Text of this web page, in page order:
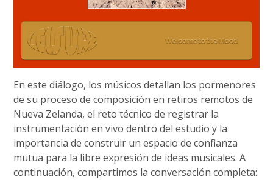
En este diálogo, los músicos detallan los pormenores
de su proceso de composición en retiros remotos de
Nueva Zelanda, el reto técnico de registrar la
instrumentación en vivo dentro del estudio y la
importancia de construir un espacio de confianza
mutua para la libre expresión de ideas musicales. A
continuación, compartimos la conversación completa: